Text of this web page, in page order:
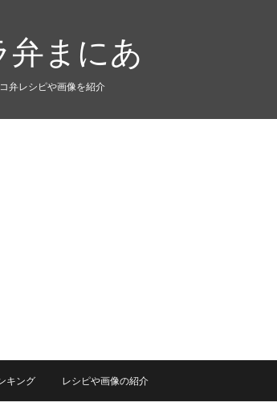
弁まにあ
弁レシピや画像を紹介
キング レシピや画像の紹介